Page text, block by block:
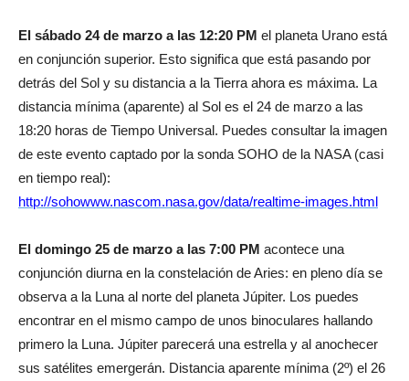
El sábado 24 de marzo a las 12:20 PM el planeta Urano está
en conjunción superior. Esto significa que está pasando por
detrás del Sol y su distancia a la Tierra ahora es máxima. La
distancia mínima (aparente) al Sol es el 24 de marzo a las
18:20 horas de Tiempo Universal. Puedes consultar la imagen
de este evento captado por la sonda SOHO de la NASA (casi
en tiempo real):
http://sohowww.nascom.nasa.gov/data/realtime-images.html
El domingo 25 de marzo a las 7:00 PM acontece una
conjunción diurna en la constelación de Aries: en pleno día se
observa a la Luna al norte del planeta Júpiter. Los puedes
encontrar en el mismo campo de unos binoculares hallando
primero la Luna. Júpiter parecerá una estrella y al anochecer
sus satélites emergerán. Distancia aparente mínima (2º) el 26